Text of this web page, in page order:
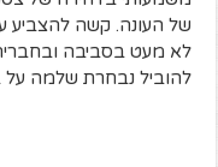
של העונה. קשה להצביע
לא מעט בסביבה
להוביל נבחרת שלמה